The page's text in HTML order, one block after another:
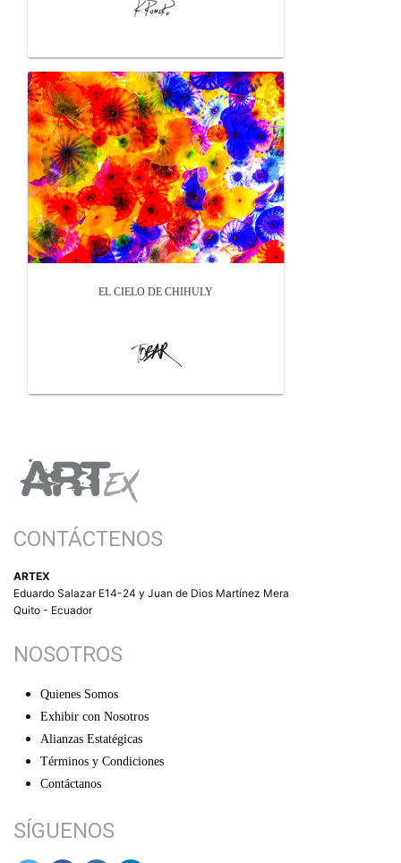
EL CIELO DE CHIHULY
CONTÁCTENOS
ARTEX
Eduardo Salazar E14-24 y Juan de Dios Martínez Mera
Quito - Ecuador
NOSOTROS
Quienes Somos
Exhibir con Nosotros
Alianzas Estatégicas
Términos y Condiciones
Contáctanos
SÍGUENOS